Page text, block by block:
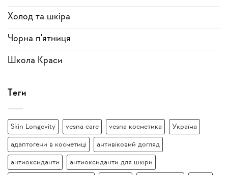
Холод та шкіра
Чорна п'ятниця
Школа Краси
Теги
Skin Longevity vesna care vesna косметика Україна
адаптогени в косметиці антивіковий догляд
антиоксиданти антиоксиданти для шкіри